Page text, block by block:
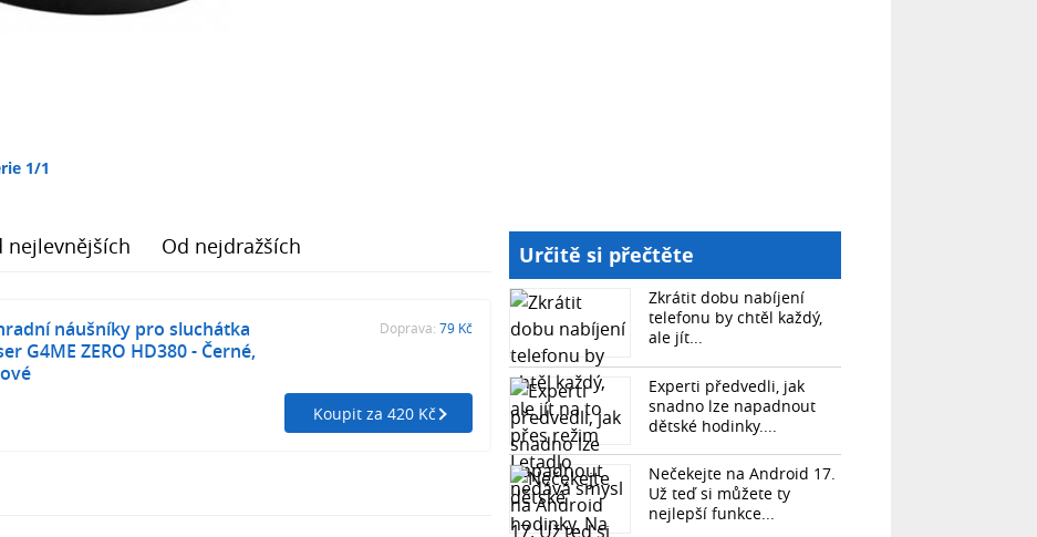
1/1
nejlevnějších Od nejdražších
náušníky pro sluchátka
G4ME ZERO HD380 - Černé,
Doprava: 79 Kč
Koupit za 420 Kč
Určitě si přečtěte
Zkrátit dobu nabíjení
telefonu by chtěl každý,
ale jít...
Experti předvedli, jak
snadno lze napadnout
dětské hodinky....
Nečekejte na Android 17.
Už teď si můžete ty
nejlepší funkce...